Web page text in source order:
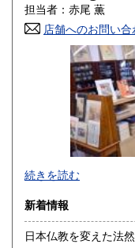
香川県
沖縄県
担当者：赤尾 薫
店舗へのお問い合
続きを読む
新着情報